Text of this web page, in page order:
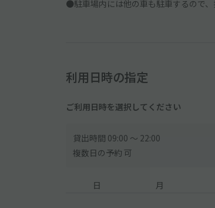
●駐車場内には他の車も駐車するので、
利用日時の指定
ご利用日時を選択してください
貸出時間 09:00 〜 22:00
複数日の予約 可
日 月